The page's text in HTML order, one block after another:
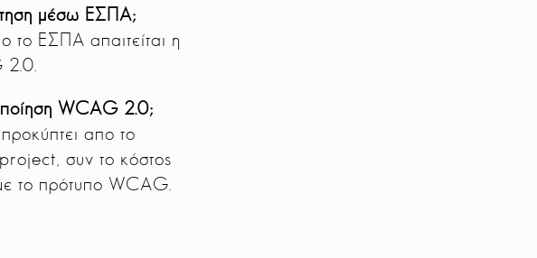
μέσω ΕΣΠΑ;
το ΕΣΠΑ απαιτείται η
2.0.
WCAG 2.0;
απο το
συν το κόστος
το πρότυπο WCAG.